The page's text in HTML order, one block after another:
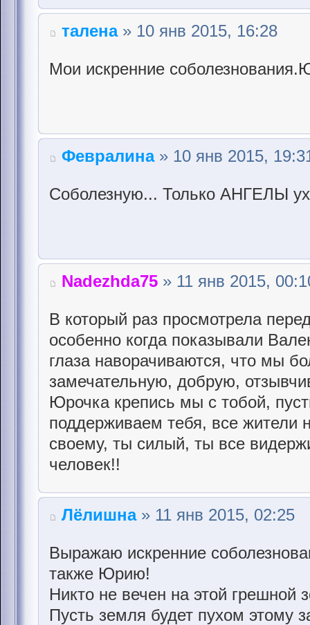
талена» 10 янв 2015, 16:28
Мои искренние
Февралина» 10 янв 2015,
Соболезную... Только АНГЕЛЫ
Nadezhda75 » 11 янв 2015,
В который раз просмотрела
особенно когда показывали
глаза наворачиваются, что мы
замечательную, добрую,
Юрочка крепись мы с тобой,
поддерживаем тебя, все жители
своему, ты силый, ты все
человек!!
Лёлишна» 11 янв 2015, 02:25
Выражаю искренние
также Юрию!
Никто не вечен на этой грешной
Пусть земля будет пухом этому